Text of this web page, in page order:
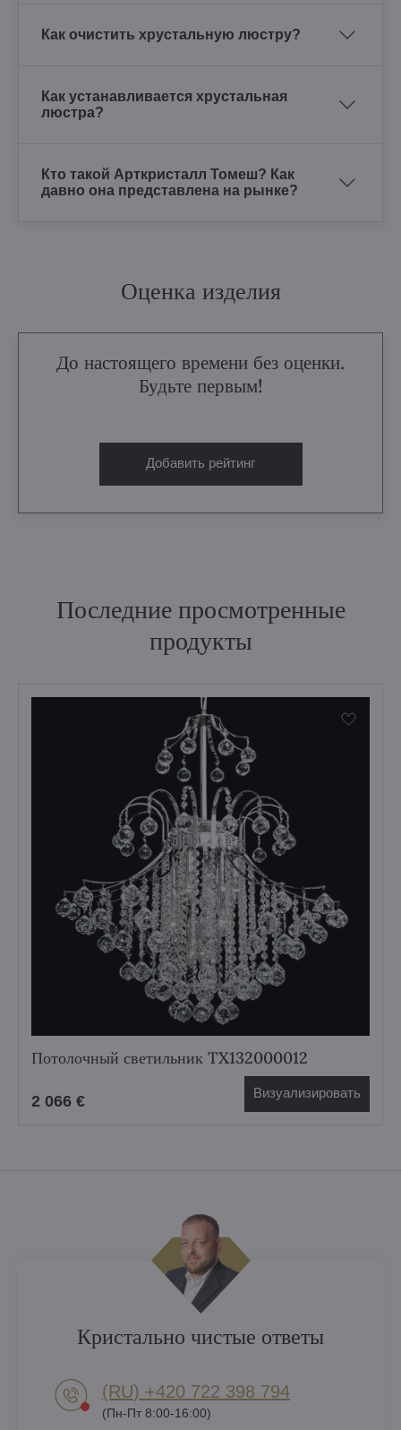
Как очистить хрустальную люстру?
Как устанавливается хрустальная
люстра?
Кто такой Арткристалл Томеш? Как
давно она представлена на рынке?
Оценка изделия
До настоящего времени без оценки.
Будьте первым!
Добавить рейтинг
Последние просмотренные
продукты
Потолочный светильник TX132000012
2 066 € Визуализировать
Кристально чистые ответы
(RU) +420 722 398 794​
(Пн-Пт 8:00-16:00)